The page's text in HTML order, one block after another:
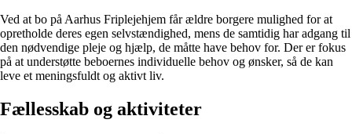
Ved at bo på Aarhus Friplejehjem får ældre borgere mulighed for at
opretholde deres egen selvstændighed, mens de samtidig har adgang til
den nødvendige pleje og hjælp, de måtte have behov for. Der er fokus
på at understøtte beboernes individuelle behov og ønsker, så de kan
leve et meningsfuldt og aktivt liv.
Fællesskab og aktiviteter